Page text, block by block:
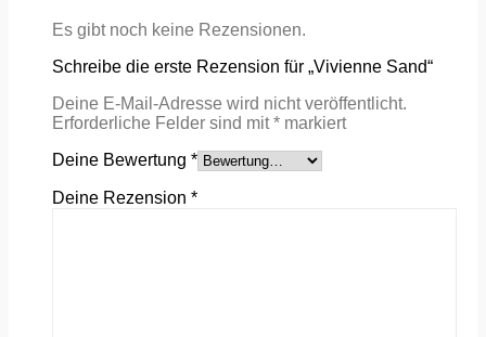
Es gibt noch keine Rezensionen.
Schreibe die erste Rezension für „Vivienne Sand“
Deine E-Mail-Adresse wird nicht veröffentlicht.
Erforderliche Felder sind mit* markiert
Deine Bewertung *
Deine Rezension *